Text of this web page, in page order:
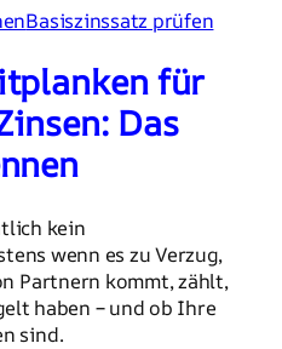
Basiszinssatz prüfen
für
Das
kein
wenn es zu Verzug,
Partnern kommt, zählt,
haben – und ob Ihre
sind.